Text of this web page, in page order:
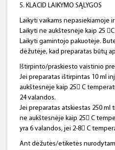
5. KLACID LAIKYMO SĄLYGOS
Laikyti vaikams nepasiekiamoje
Laikyti ne aukštesnėje kaip 25
Laikyti gamintojo pakuotėje.
dėžutėje, kad preparatas būtų
Ištirpinto/praskiesto vaistinio
Jei preparatas ištirpintas 10 ml
aukštesnėje kaip 25 C
24 valandos.
Jei preparatas atskiestas 250 ml
ne aukštesnėje kaip 25 C
yra 6 valandos, jei 2-8 C
Ant dėžutės/etiketės